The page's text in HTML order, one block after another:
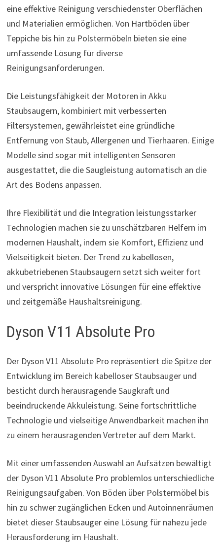
eine effektive Reinigung verschiedenster Oberflächen
und Materialien ermöglichen. Von Hartböden über
Teppiche bis hin zu Polstermöbeln bieten sie eine
umfassende Lösung für diverse
Reinigungsanforderungen.
Die Leistungsfähigkeit der Motoren in Akku
Staubsaugern, kombiniert mit verbesserten
Filtersystemen, gewährleistet eine gründliche
Entfernung von Staub, Allergenen und Tierhaaren. Einige
Modelle sind sogar mit intelligenten Sensoren
ausgestattet, die die Saugleistung automatisch an die
Art des Bodens anpassen.
Ihre Flexibilität und die Integration leistungsstarker
Technologien machen sie zu unschätzbaren Helfern im
modernen Haushalt, indem sie Komfort, Effizienz und
Vielseitigkeit bieten. Der Trend zu kabellosen,
akkubetriebenen Staubsaugern setzt sich weiter fort
und verspricht innovative Lösungen für eine effektive
und zeitgemäße Haushaltsreinigung.
Dyson V11 Absolute Pro
Der Dyson V11 Absolute Pro repräsentiert die Spitze der
Entwicklung im Bereich kabelloser Staubsauger und
besticht durch herausragende Saugkraft und
beeindruckende Akkuleistung. Seine fortschrittliche
Technologie und vielseitige Anwendbarkeit machen ihn
zu einem herausragenden Vertreter auf dem Markt.
Mit einer umfassenden Auswahl an Aufsätzen bewältigt
der Dyson V11 Absolute Pro problemlos unterschiedliche
Reinigungsaufgaben. Von Böden über Polstermöbel bis
hin zu schwer zugänglichen Ecken und Autoinnenräumen
bietet dieser Staubsauger eine Lösung für nahezu jede
Herausforderung im Haushalt.